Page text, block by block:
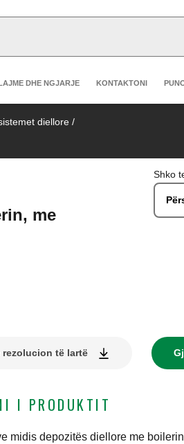
secondary
DHE NGJARJE KONTAKTONI
diellore /
me
Shko
rezolucion të lartë
I PRODUKTIT
midis depozitës diellore me